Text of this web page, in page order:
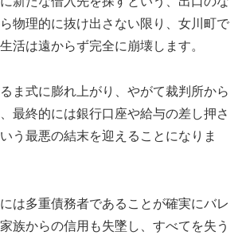
物理的に抜け出さない限り、女川町で
活は遠からず完全に崩壊します。
ま式に膨れ上がり、やがて裁判所から
最終的には銀行口座や給与の差し押さ
う最悪の結末を迎えることになりま
は多重債務者であることが確実にバレ
族からの信用も失墜し、すべてを失う